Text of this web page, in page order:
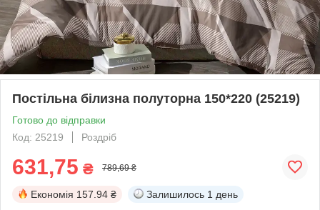
Постільна білизна полуторна 150*220 (25219)
Готово до відправки
Код: 25219
Роздріб
631,75 ₴ 789,69 ₴
Економія 157.94 ₴ Залишилось 1 день